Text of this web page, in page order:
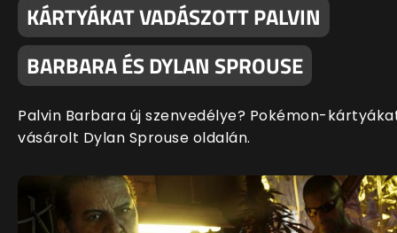
KÁRTYÁKAT VADÁSZOTT PALVIN
BARBARA ÉS DYLAN SPROUSE
Palvin Barbara új szenvedélye? Pokémon-
vásárolt Dylan Sprouse oldalán.